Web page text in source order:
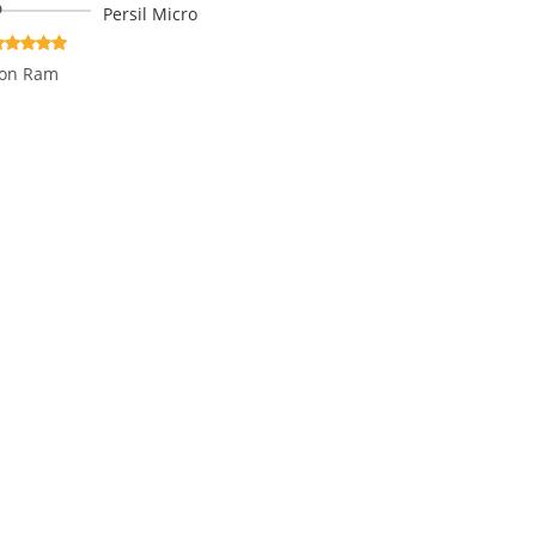
Persil Micro
5von 5
Ram